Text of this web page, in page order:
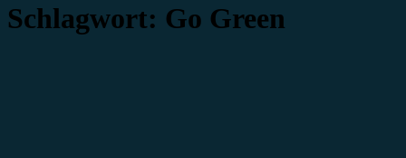
Schlagwort: Go Green